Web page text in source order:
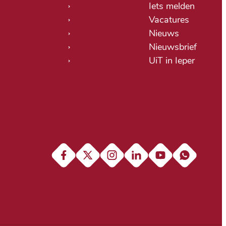
Iets melden
Vacatures
Nieuws
Nieuwsbrief
UiT in Ieper
FacebookX (Twitter)InstagramLinkedInYouTubeSoundcloud